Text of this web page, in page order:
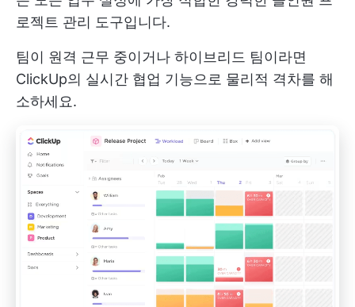
로젝트 관리 도구입니다.
팀이 원격 근무 중이거나 하이브리드 팀이라면
ClickUp의 실시간 협업 기능으로 물리적 격차를 해
소하세요.